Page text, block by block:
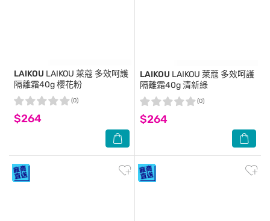
LAIKOU LAIKOU 萊蔻 多效呵護
隔離霜40g 櫻花粉
$264
(0)
LAIKOU LAIKOU 萊蔻 多效呵護
隔離霜40g 清新綠
$264
(0)